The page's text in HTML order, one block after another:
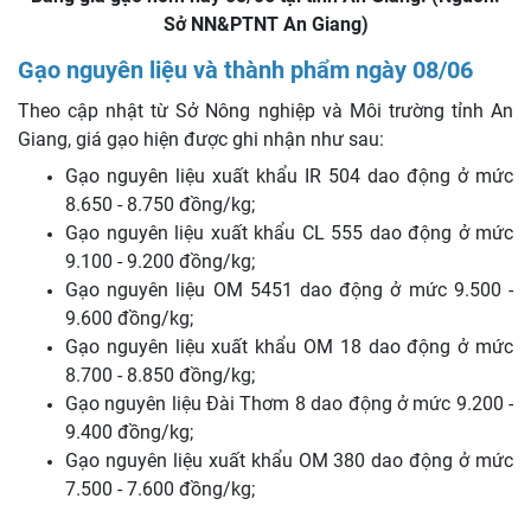
Sở NN&PTNT An Giang)
Gạo nguyên liệu và thành phẩm ngày 08/06
Theo cập nhật từ Sở Nông nghiệp và Môi trường tỉnh An
Giang, giá gạo hiện được ghi nhận như sau:
Gạo nguyên liệu xuất khẩu IR 504 dao động ở mức
8.650 - 8.750 đồng/kg;
Gạo nguyên liệu xuất khẩu CL 555 dao động ở mức
9.100 - 9.200 đồng/kg;
Gạo nguyên liệu OM 5451 dao động ở mức 9.500 -
9.600 đồng/kg;
Gạo nguyên liệu xuất khẩu OM 18 dao động ở mức
8.700 - 8.850 đồng/kg;
Gạo nguyên liệu Đài Thơm 8 dao động ở mức 9.200 -
9.400 đồng/kg;
Gạo nguyên liệu xuất khẩu OM 380 dao động ở mức
7.500 - 7.600 đồng/kg;